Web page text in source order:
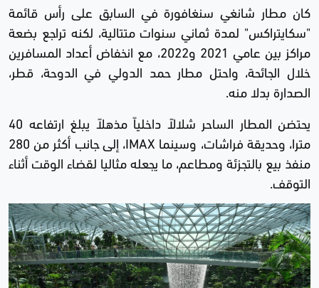
كان مطار شانغي سنغافورة في السابق على رأس قائمة
"سكايتراكس" لمدة ثماني سنوات متتالية، لكنه تراجع بضعة
مراكز بين عامي 2021 و2022، مع انخفاض أعداد المسافرين
خلال الجائحة، واحتل مطار حمد الدولي في الدوحة، قطر،
الصدارة بدلا منه.
يحتضن المطار الساحر شلالاً داخلياً مذهلاً يبلغ ارتفاعه 40
مترا، وحديقة فراشات، وسينما IMAX، إلى جانب أكثر من 280
منفذ بيع بالتجزئة ومطاعم، ما يجعله مثاليا لقضاء الوقت أثناء
التوقف.